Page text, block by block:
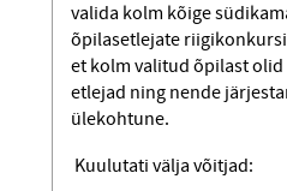
valida kolm kõige
õpilasetlejate
et kolm valitud õpilast
etlejad ning nende
ülekohtune.
Kuulutati välja võitjad: